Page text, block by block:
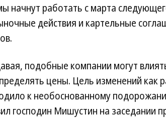
начнут работать с марта
действия и картельные
подобные компании могут
цены. Цель изменений как
к необоснованному
господин Мишустин на заседании